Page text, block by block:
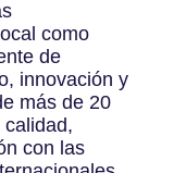
como
de
innovación y
más de 20
con las